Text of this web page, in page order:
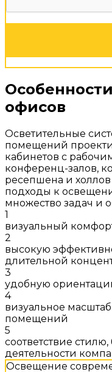
офисов
Осветительные
помещений
кабинетов с
конференц-залов,
ресепшена и
подходы к
множество задач и
1
визуальный
2
высокую
длительной
3
удобную
4
визуальное
помещений
5
соответствие
деятельности
Освещение